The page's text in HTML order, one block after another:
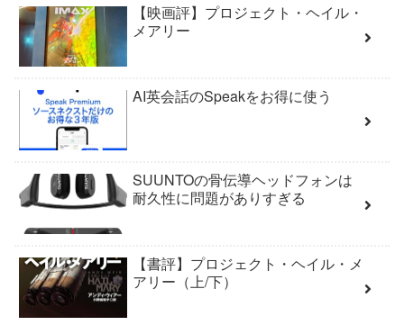
【映画評】プロジェクト・ヘイル・
メアリー
AI英会話のSpeakをお得に使う
SUUNTOの骨伝導ヘッドフォンは
耐久性に問題がありすぎる
【書評】プロジェクト・ヘイル・メ
アリー（上/下）